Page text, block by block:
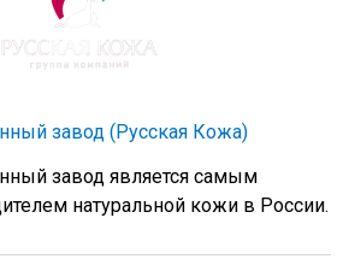
завод (Русская Кожа)
завод является самым
натуральной кожи в России.